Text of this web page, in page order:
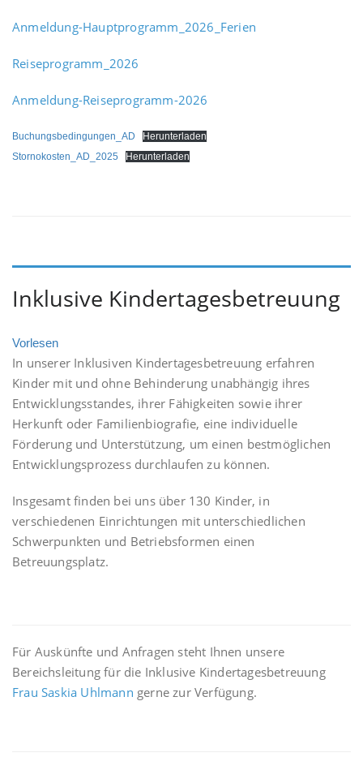
Anmeldung-Hauptprogramm_2026_Ferien
Reiseprogramm_2026
Anmeldung-Reiseprogramm-2026
Buchungsbedingungen_AD
Herunterladen
Stornokosten_AD_2025
Herunterladen
Inklusive Kindertagesbetreuung
Vorlesen
In unserer Inklusiven Kindertagesbetreuung erfahren
Kinder mit und ohne Behinderung unabhängig ihres
Entwicklungsstandes, ihrer Fähigkeiten sowie ihrer
Herkunft oder Familienbiografie, eine individuelle
Förderung und Unterstützung, um einen bestmöglichen
Entwicklungsprozess durchlaufen zu können.
Insgesamt finden bei uns über 130 Kinder, in
verschiedenen Einrichtungen mit unterschiedlichen
Schwerpunkten und Betriebsformen einen
Betreuungsplatz.
Für Auskünfte und Anfragen steht Ihnen unsere
Bereichsleitung für die Inklusive Kindertagesbetreuung
Frau Saskia Uhlmann gerne zur Verfügung.